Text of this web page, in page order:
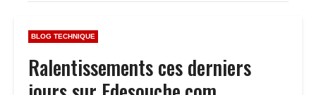
BLOG TECHNIQUE
Ralentissements ces derniers